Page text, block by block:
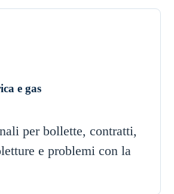
e gas
per bollette, contratti,
e problemi con la